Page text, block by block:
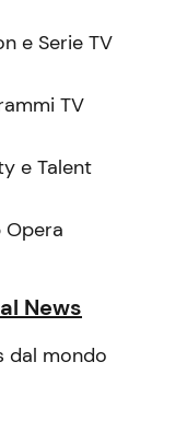
e Serie TV
TV
e Talent
Opera
News
dal mondo